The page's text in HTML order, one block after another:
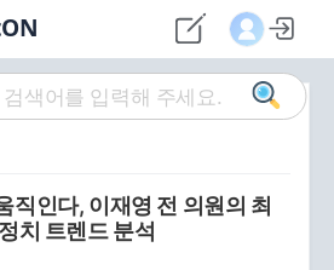
직인다, 이재영 전 의원의 최
치 트렌드 분석